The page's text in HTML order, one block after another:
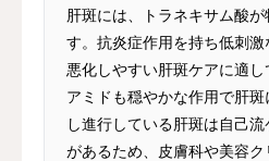
肝斑には、トラネキサム酸
す。抗炎症作用を持ち低刺
悪化しやすい肝斑ケアに適
アミドも穏やかな作用で肝
し進行している肝斑は自己
があるため、皮膚科や美容